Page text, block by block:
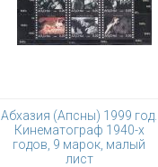
Абхазия (Апсны) 1999 год.
Кинематограф 1940-х
годов, 9 марок, малый
лист